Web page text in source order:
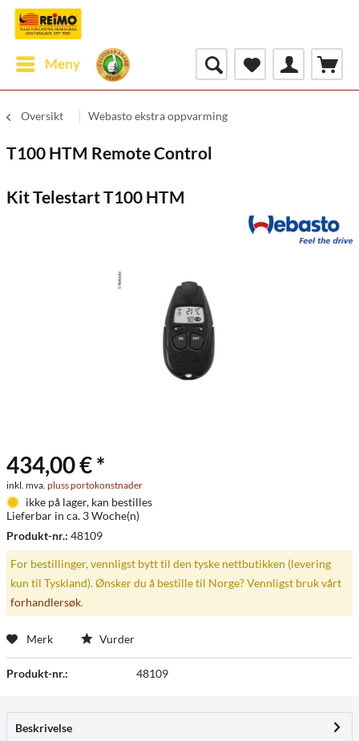
Meny
Oversikt Webasto ekstra oppvarming
T100 HTM Remote Control
Kit Telestart T100 HTM
434,00 € *
inkl. mva. pluss portokonstnader
ikke på lager, kan bestilles
Lieferbar in ca. 3 Woche(n)
Produkt-nr.: 48109
For bestillinger, vennligst bytt til den tyske nettbutikken (levering
kun til Tyskland). Ønsker du å bestille til Norge? Vennligst bruk vårt
forhandlersøk.
Merk Vurder
Produkt-nr.: 48109
Beskrivelse